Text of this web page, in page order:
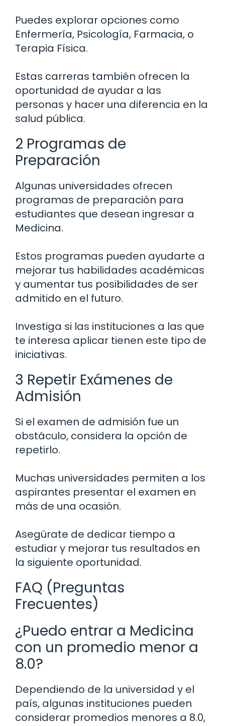
Puedes explorar opciones como
Enfermería, Psicología, Farmacia, o
Terapia Física.
Estas carreras también ofrecen la
oportunidad de ayudar a las
personas y hacer una diferencia en la
salud pública.
2 Programas de
Preparación
Algunas universidades ofrecen
programas de preparación para
estudiantes que desean ingresar a
Medicina.
Estos programas pueden ayudarte a
mejorar tus habilidades académicas
y aumentar tus posibilidades de ser
admitido en el futuro.
Investiga si las instituciones a las que
te interesa aplicar tienen este tipo de
iniciativas.
3 Repetir Exámenes de
Admisión
Si el examen de admisión fue un
obstáculo, considera la opción de
repetirlo.
Muchas universidades permiten a los
aspirantes presentar el examen en
más de una ocasión.
Asegúrate de dedicar tiempo a
estudiar y mejorar tus resultados en
la siguiente oportunidad.
FAQ (Preguntas
Frecuentes)
¿Puedo entrar a Medicina
con un promedio menor a
8.0?
Dependiendo de la universidad y el
país, algunas instituciones pueden
considerar promedios menores a 8.0,